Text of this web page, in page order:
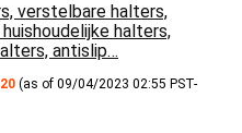
verstelbare halters,
halters,
antislip…
(as of 09/04/2023 02:55 PST-